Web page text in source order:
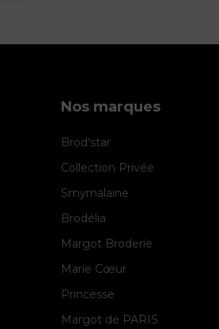
Nos marques
Brod'star
Collection Privée
Smyrnalaine
Brodélia
Margot Broderie
Marie Cœur
Princesse
Margot de PARIS